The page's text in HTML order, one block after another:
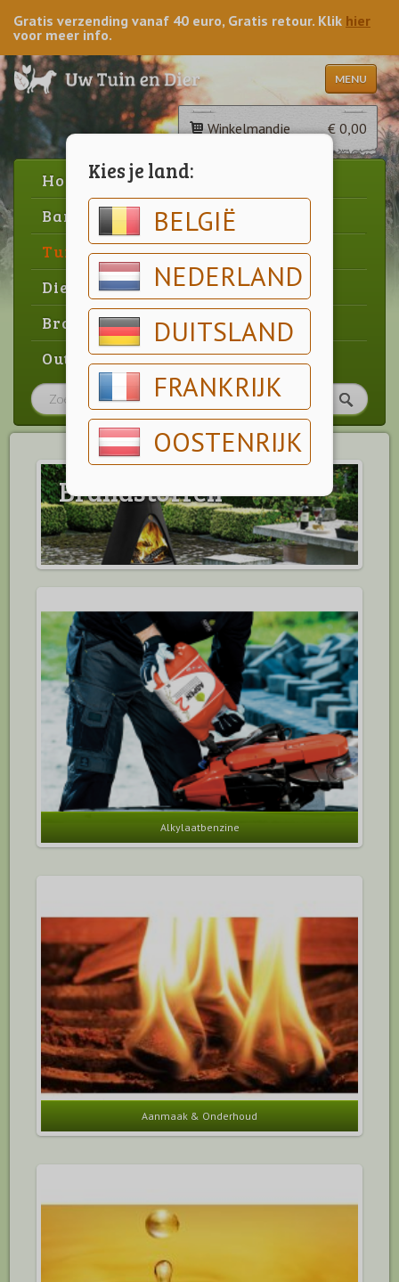
Kies je land:
BELGIË
NEDERLAND
DUITSLAND
FRANKRIJK
OOSTENRIJK
Gratis verzending vanaf 40 euro, Gratis retour. Klik hier
voor meer info.
MENU
Winkelmandje € 0,00
Home
Barbecue
Tuin
Dier
Brood & gebak
Outlet
Brandstoffen
Alkylaatbenzine
Aanmaak & Onderhoud